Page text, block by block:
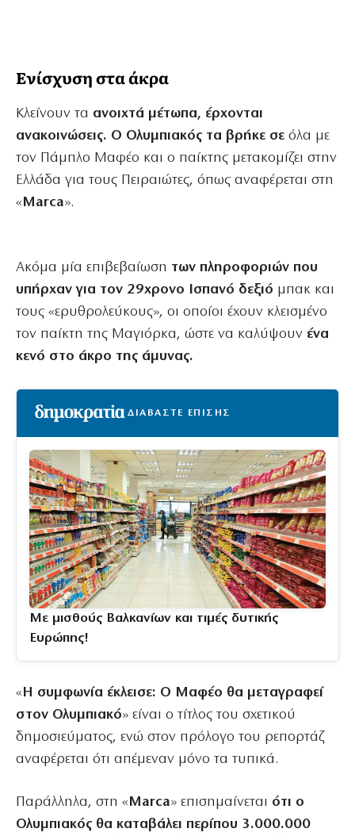
Ενίσχυση στα άκρα
Κλείνουν τα ανοιχτά μέτωπα, έρχονται
ανακοινώσεις. Ο Ολυμπιακός τα βρήκε σε όλα με
τον Πάμπλο Μαφέο και ο παίκτης μετακομίζει στην
Ελλάδα για τους Πειραιώτες, όπως αναφέρεται στη
« Marca».
Ακόμα μία επιβεβαίωση των πληροφοριών που
υπήρχαν για τον 29χρονο Ισπανό δεξιό μπακ και
τους «ερυθρολεύκους», οι οποίοι έχουν κλεισμένο
τον παίκτη της Μαγιόρκα, ώστε να καλύψουν ένα
κενό στο άκρο της άμυνας.
ΔΙΑΒΑΣΤΕ ΕΠΙΣΗΣ
Με μισθούς Βαλκανίων και τιμές δυτικής
Ευρώπης!
«Η συμφωνία έκλεισε: Ο Μαφέο θα μεταγραφεί
στον Ολυμπιακό» είναι ο τίτλος του σχετικού
δημοσιεύματος, ενώ στον πρόλογο του ρεπορτάζ
αναφέρεται ότι απέμεναν μόνο τα τυπικά.
Παράλληλα, στη «Marca» επισημαίνεται ότι ο
Ολυμπιακός θα καταβάλει περίπου 3.000.000